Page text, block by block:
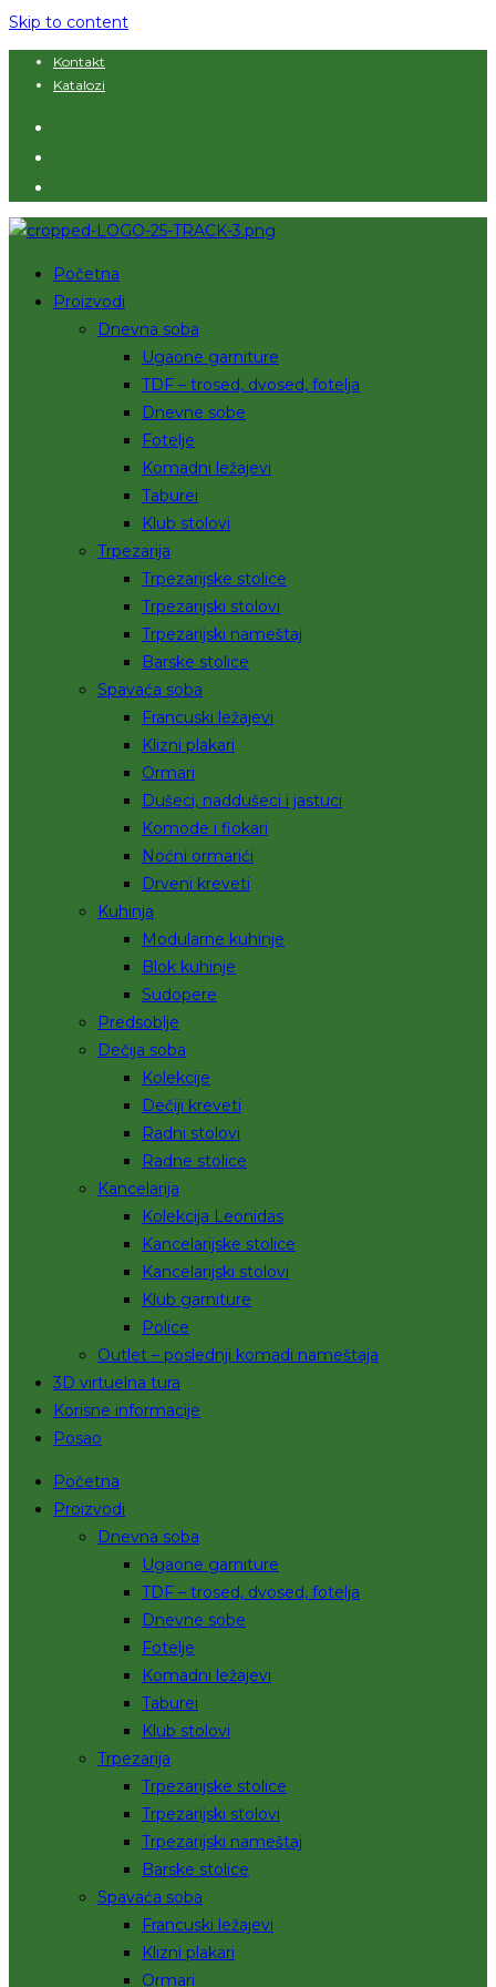
Skip to content
Kontakt
Katalozi
Početna
Proizvodi
Dnevna soba
Ugaone garniture
TDF – trosed, dvosed, fotelja
Dnevne sobe
Fotelje
Komadni ležajevi
Taburei
Klub stolovi
Trpezarija
Trpezarijske stolice
Trpezarijski stolovi
Trpezarijski nameštaj
Barske stolice
Spavaća soba
Francuski ležajevi
Klizni plakari
Ormari
Dušeci, naddušeci i jastuci
Komode i fiokari
Noćni ormarići
Drveni kreveti
Kuhinja
Modularne kuhinje
Blok kuhinje
Sudopere
Predsoblje
Dečija soba
Kolekcije
Dečiji kreveti
Radni stolovi
Radne stolice
Kancelarija
Kolekcija Leonidas
Kancelarijske stolice
Kancelarijski stolovi
Klub garniture
Police
Outlet – poslednji komadi nameštaja
3D virtuelna tura
Korisne informacije
Posao
Početna
Proizvodi
Dnevna soba
Ugaone garniture
TDF – trosed, dvosed, fotelja
Dnevne sobe
Fotelje
Komadni ležajevi
Taburei
Klub stolovi
Trpezarija
Trpezarijske stolice
Trpezarijski stolovi
Trpezarijski nameštaj
Barske stolice
Spavaća soba
Francuski ležajevi
Klizni plakari
Ormari